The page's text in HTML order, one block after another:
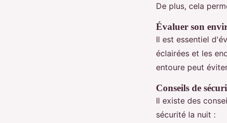
De plus, cela
Évaluer son
Il est essentiel
éclairées et les
entoure peut
Conseils de
Il existe des
sécurité la nuit :